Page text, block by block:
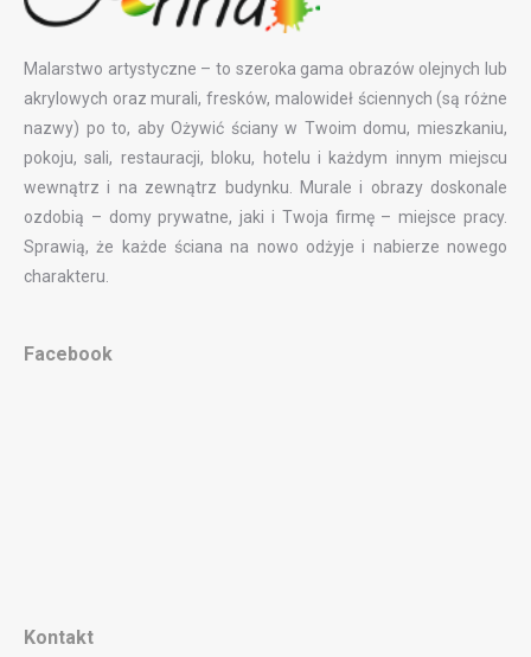
Malarstwo artystyczne – to szeroka gama obrazów olejnych lub
akrylowych oraz murali, fresków, malowideł ściennych (są różne
nazwy) po to, aby Ożywić ściany w Twoim domu, mieszkaniu,
pokoju, sali, restauracji, bloku, hotelu i każdym innym miejscu
wewnątrz i na zewnątrz budynku. Murale i obrazy doskonale
ozdobią – domy prywatne, jaki i Twoja firmę – miejsce pracy.
Sprawią, że każde ściana na nowo odżyje i nabierze nowego
charakteru.
Facebook
Kontakt